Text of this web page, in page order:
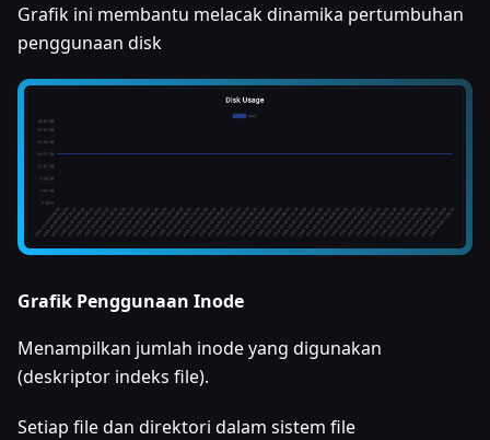
Grafik ini membantu melacak dinamika pertumbuhan
penggunaan disk
Grafik Penggunaan Inode
Menampilkan jumlah inode yang digunakan
(deskriptor indeks file).
Setiap file dan direktori dalam sistem file